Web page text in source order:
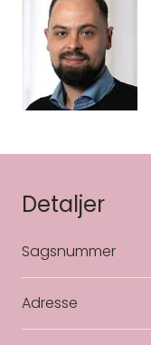
Detaljer
Sagsnummer
Adresse